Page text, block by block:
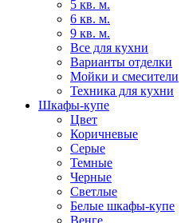
5 кв. м.
6 кв. м.
9 кв. м.
Все для кухни
Варианты отделки
Мойки и смесители
Техника для кухни
Шкафы-купе
Цвет
Коричневые
Серые
Темные
Черные
Светлые
Белые шкафы-купе
Венге